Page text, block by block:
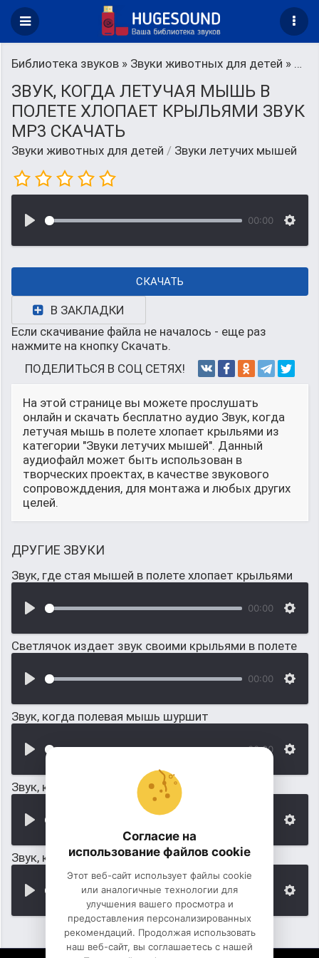
Библиотека звуков » Звуки животных для детей » Звуки летучих мышей
ЗВУК, КОГДА ЛЕТУЧАЯ МЫШЬ В
ПОЛЕТЕ ХЛОПАЕТ КРЫЛЬЯМИ ЗВУК
MP3 СКАЧАТЬ
Звуки животных для детей / Звуки летучих мышей
00:00
СКАЧАТЬ
В ЗАКЛАДКИ
Если скачивание файла не началось - еще раз
нажмите на кнопку Скачать.
ПОДЕЛИТЬСЯ В СОЦ СЕТЯХ!
На этой странице вы можете прослушать
онлайн и скачать бесплатно аудио Звук, когда
летучая мышь в полете хлопает крыльями из
категории "Звуки летучих мышей". Данный
аудиофайл может быть использован в
творческих проектах, в качестве звукового
сопровожддения, для монтажа и любых других
целей.
ДРУГИЕ ЗВУКИ
Звук, где стая мышей в полете хлопает крыльями
00:00
Светлячок издает звук своими крыльями в полете
00:00
Звук, когда полевая мышь шуршит
00:00
Звук, когда мышь есть что-то грызет
Звук, когда мышь попалась в мышеловку
Согласие на
использование файлов cookie
Этот веб-сайт использует файлы cookie
или аналогичные технологии для
улучшения вашего просмотра и
предоставления персонализированных
рекомендаций. Продолжая использовать
наш веб-сайт, вы соглашаетесь с нашей